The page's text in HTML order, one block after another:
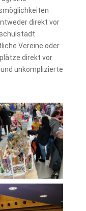
direkt vor
Vereine oder
direkt vor
unkomplizierte